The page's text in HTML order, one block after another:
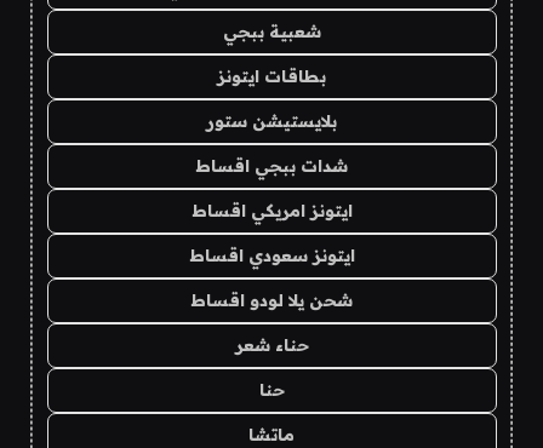
شعبية ببجي
بطاقات ايتونز
بلايستيشن ستور
شدات ببجي اقساط
ايتونز امريكي اقساط
ايتونز سعودي اقساط
شحن يلا لودو اقساط
حناء شعر
حنا
ماتشا